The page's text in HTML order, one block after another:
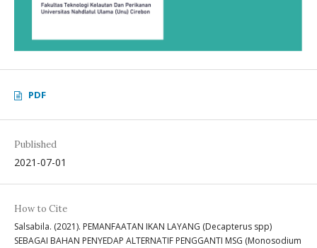
PDF
Published
2021-07-01
How to Cite
Salsabila. (2021). PEMANFAATAN IKAN LAYANG (Decapterus spp)
SEBAGAI BAHAN PENYEDAP ALTERNATIF PENGGANTI MSG (Monosodium